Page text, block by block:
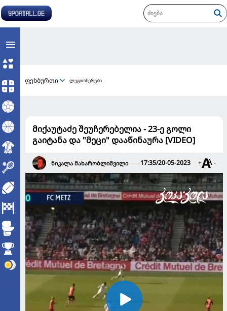
ფეხბურთი ლეგიონერები
მიქაუტაძე შეუჩერებელია - 23-ე გოლი
გაიტანა და "მეცი" დააწინაურა [VIDEO]
ნიკალა მახარობლიშვილი 17:35/20-05-2023 + -